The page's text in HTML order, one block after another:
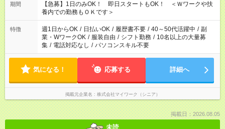
期間
【急募】1日のみOK！ 即日スタートもOK！ ＜Ｗワークや扶
養内での勤務もＯＫです＞
特徴 週1日からOK / 日払いOK / 履歴書不要 / 40～50代活躍中 / 副
業・WワークOK / 服装自由 / シフト勤務 / 10名以上の大量募
集 / 電話対応なし / パソコンスキル不要
気になる！ 応募する 詳細へ
掲載元企業名 株式会社マイワーク（シニア）
掲載日：2026.08.05
未読